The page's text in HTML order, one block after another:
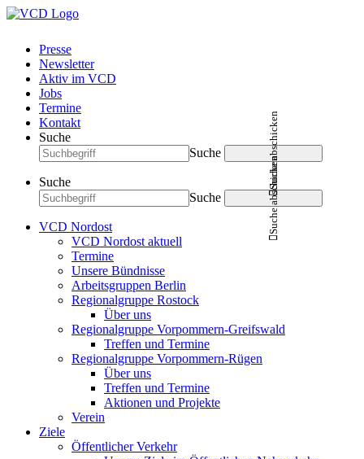
Presse
Newsletter
Aktiv im VCD
Jobs
Termine
Kontakt
Suche
Suche
Suche abschicken
Suche
Suche
Suche abschicken
VCD Nordost
VCD Nordost aktuell
Termine
Unsere Bündnisse
Arbeitsgruppen Berlin
Regionalgruppe Rostock
Über uns
Regionalgruppe Vorpommern-Greifswald
Treffen und Termine
Regionalgruppe Vorpommern-Rügen
Über uns
Treffen und Termine
Aktionen und Projekte
Verein
Ziele
Öffentlicher Verkehr